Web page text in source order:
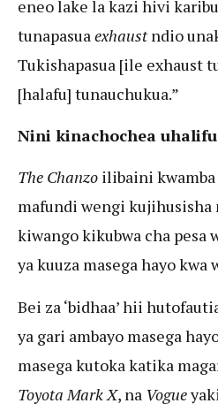
eneo lake la kazi hivi
tunapasua exhaustndio
Tukishapasua [ile exhaust
[halafu] tunauchukua.”
Nini kinachochea
The Chanzo ilibaini
mafundi wengi kujihusisha
kiwango kikubwa cha pesa
ya kuuza masega hayo kwa
Bei za ‘bidhaa’ hii
ya gari ambayo masega
masega kutoka katika
Toyota Mark X, na Vogue